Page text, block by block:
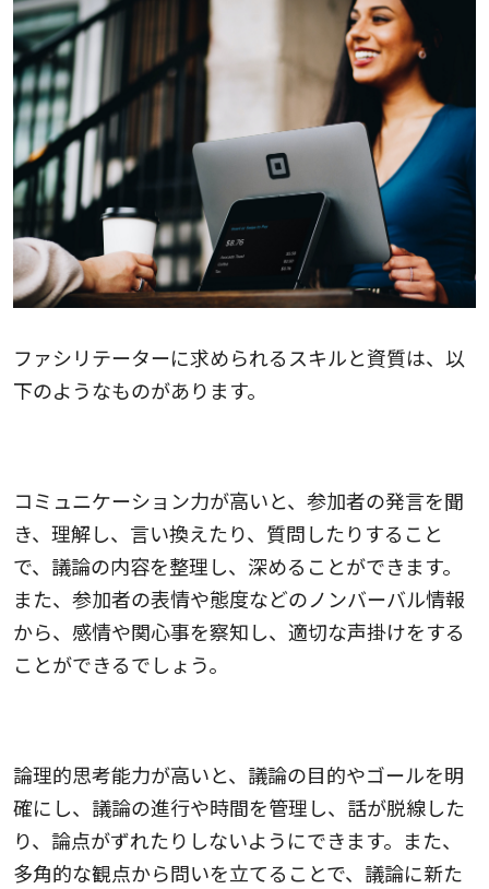
ファシリテーターに求められるスキルと資質は、以
下のようなものがあります。
コミュニケーション力が高いと、参加者の発言を聞
き、理解し、言い換えたり、質問したりすること
で、議論の内容を整理し、深めることができます。
また、参加者の表情や態度などのノンバーバル情報
から、感情や関心事を察知し、適切な声掛けをする
ことができるでしょう。
論理的思考能力が高いと、議論の目的やゴールを明
確にし、議論の進行や時間を管理し、話が脱線した
り、論点がずれたりしないようにできます。また、
多角的な観点から問いを立てることで、議論に新た